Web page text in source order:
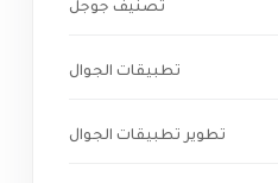
تصنيف جوجل
تطبيقات الجوال
تطوير تطبيقات الجوال